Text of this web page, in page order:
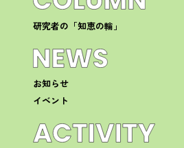
研究者の「知恵の輪」
お知らせ
イベント